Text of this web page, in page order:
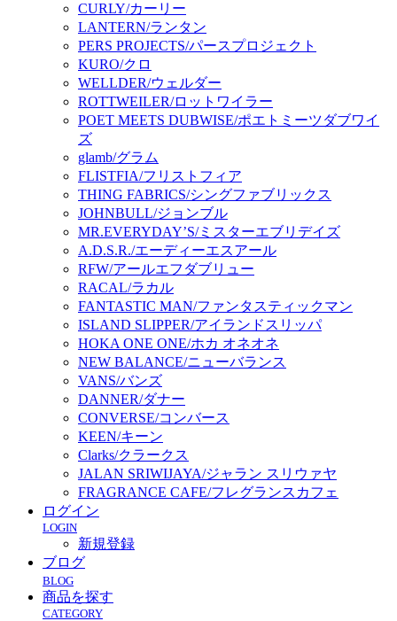
CURLY/カーリー
LANTERN/ランタン
PERS PROJECTS/パースプロジェクト
KURO/クロ
WELLDER/ウェルダー
ROTTWEILER/ロットワイラー
POET MEETS DUBWISE/ポエトミーツダブワイ
ズ
glamb/グラム
FLISTFIA/フリストフィア
THING FABRICS/シングファブリックス
JOHNBULL/ジョンブル
MR.EVERYDAY’S/ミスターエブリデイズ
A.D.S.R./エーディーエスアール
RFW/アールエフダブリュー
RACAL/ラカル
FANTASTIC MAN/ファンタスティックマン
ISLAND SLIPPER/アイランドスリッパ
HOKA ONE ONE/ホカ オネオネ
NEW BALANCE/ニューバランス
VANS/バンズ
DANNER/ダナー
CONVERSE/コンバース
KEEN/キーン
Clarks/クラークス
JALAN SRIWIJAYA/ジャラン スリウァヤ
FRAGRANCE CAFE/フレグランスカフェ
ログイン
LOGIN
新規登録
ブログ
BLOG
商品を探す
CATEGORY